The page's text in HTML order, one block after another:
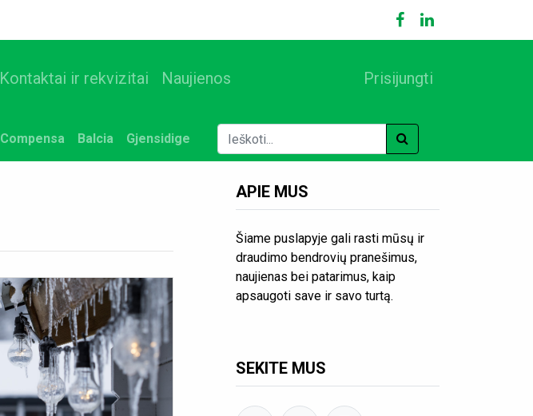
Kontaktai ir rekvizitai Naujienos Prisijungti
Compensa Balcia Gjensidige
APIE MUS
Šiame puslapyje gali rasti mūsų ir
draudimo bendrovių pranešimus,
naujienas bei patarimus, kaip
apsaugoti save ir savo turtą.
SEKITE MUS